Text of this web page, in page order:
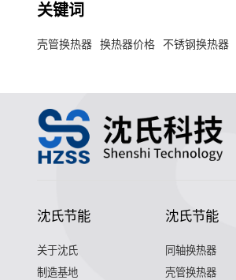
关键词
壳管换热器 换热器价格 不锈钢换热器
沈氏节能
关于沈氏
制造基地
沈氏节能
同轴换热器
壳管换热器